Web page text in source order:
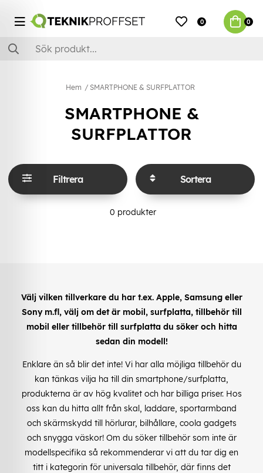
0 0
Hem SMARTPHONE & SURFPLATTOR
SMARTPHONE &
SURFPLATTOR
Filtrera Sortera
0 produkter
Välj vilken tillverkare du har t.ex. Apple, Samsung eller
Sony m.fl, välj om det är mobil, surfplatta, tillbehör till
mobil eller tillbehör till surfplatta du söker och hitta
sedan din modell!
Enklare än så blir det inte! Vi har alla möjliga tillbehör du
kan tänkas vilja ha till din smartphone/surfplatta,
produkterna är av hög kvalitet och har billiga priser. Hos
oss kan du hitta allt från skal, laddare, sportarmband
och skärmskydd till hörlurar, bilhållare, coola gadgets
och snygga väskor! Om du söker tillbehör som inte är
modellspecifika så rekommenderar vi att du tar dig en
titt i kategorin för universala tillbehör, där finns det